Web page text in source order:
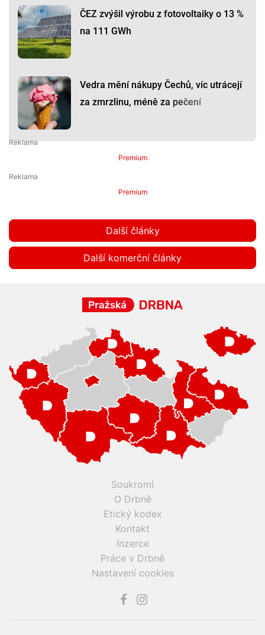
ČEZ zvýšil výrobu z fotovoltaiky o 13 %
na 111 GWh
Vedra mění nákupy Čechů, víc utrácejí
za zmrzlinu, méně za pečení
Premium
Premium
Další články
Další komerční články
Soukromí
O Drbně
Etický kodex
Kontakt
Inzerce
Práce v Drbně
Nastavení cookies